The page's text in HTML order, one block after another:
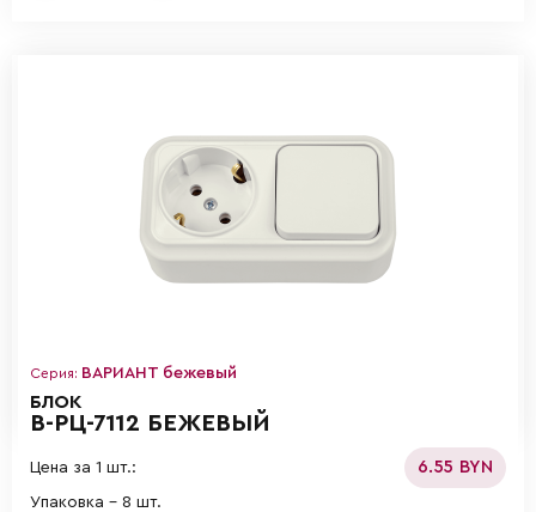
Серия: ВАРИАНТ бежевый
БЛОК
В-РЦ-7112 БЕЖЕВЫЙ
Цена за 1 шт.: 6.55 BYN
Упаковка - 8 шт.